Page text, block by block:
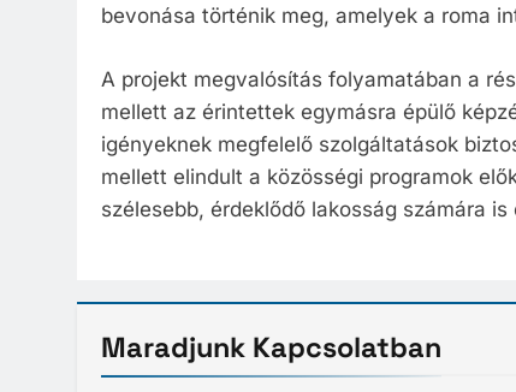
bevonása történik meg, amelyek a roma
A projekt megvalósítás folyamatában a
mellett az érintettek egymásra épülő
igényeknek megfelelő szolgáltatások
mellett elindult a közösségi programok
szélesebb, érdeklődő lakosság számára
Maradjunk Kapcsolatban